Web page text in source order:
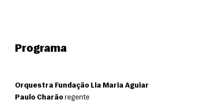
Programa
Orquestra Fundação Lia Maria Aguiar
Paulo Charão regente